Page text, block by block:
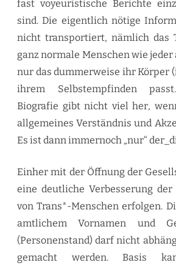
fast voyeuristische Berichte
sind. Die eigentlich nötige
nicht transportiert, nämlich das
ganz normale Menschen wie jeder
nur das dummerweise ihr Körper
ihrem Selbstempfinden
Biografie gibt nicht viel her,
allgemeines Verständnis und
Es ist dann immernoch „nur“
Einher mit der Öffnung der
eine deutliche Verbesserung
von Trans*-Menschen erfolgen.
amtlichem Vornamen und
(Personenstand) darf nicht
gemacht werden. Basis